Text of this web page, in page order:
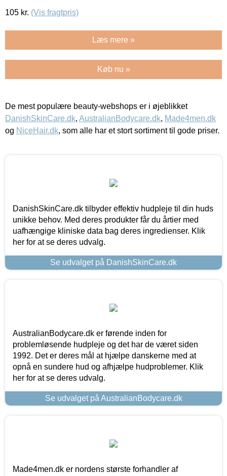
105 kr. (Vis fragtpris)
Læs mere »
Køb nu »
De mest populære beauty-webshops er i øjeblikket
DanishSkinCare.dk, AustralianBodycare.dk, Made4men.dk
og NiceHair.dk, som alle har et stort sortiment til gode priser.
DanishSkinCare.dk tilbyder effektiv hudpleje til din huds
unikke behov. Med deres produkter får du årtier med
uafhængige kliniske data bag deres ingredienser. Klik
her for at se deres udvalg.
Se udvalget på DanishSkinCare.dk
AustralianBodycare.dk er førende inden for
problemløsende hudpleje og det har de været siden
1992. Det er deres mål at hjælpe danskerne med at
opnå en sundere hud og afhjælpe hudproblemer. Klik
her for at se deres udvalg.
Se udvalget på AustralianBodycare.dk
Made4men.dk er nordens største forhandler af